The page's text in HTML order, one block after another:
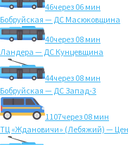
46через 06 мин
Бобруйская — ДС Масюковщина
40через 08 мин
Ландера — ДС Кунцевщина
44через 08 мин
Бобруйская — ДС Запад-3
1107через 08 мин
ТЦ «Ждановичи» (Лебяжий) —